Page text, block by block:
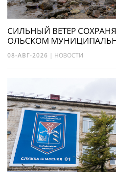
СИЛЬНЫЙ ВЕТЕР
ОЛЬСКОМ
08-АВГ-2026 | НОВОСТИ